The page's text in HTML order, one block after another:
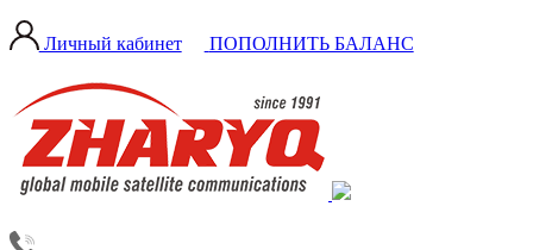
Личный кабинет ПОПОЛНИТЬ БАЛАНС